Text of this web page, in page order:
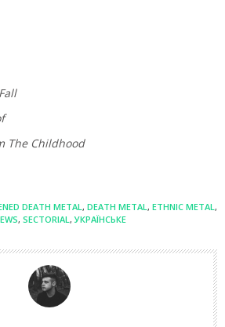
The Childhood
DEATH METAL , DEATH METAL , ETHNIC METAL ,
, SECTORIAL ,УКРАЇНСЬКЕ